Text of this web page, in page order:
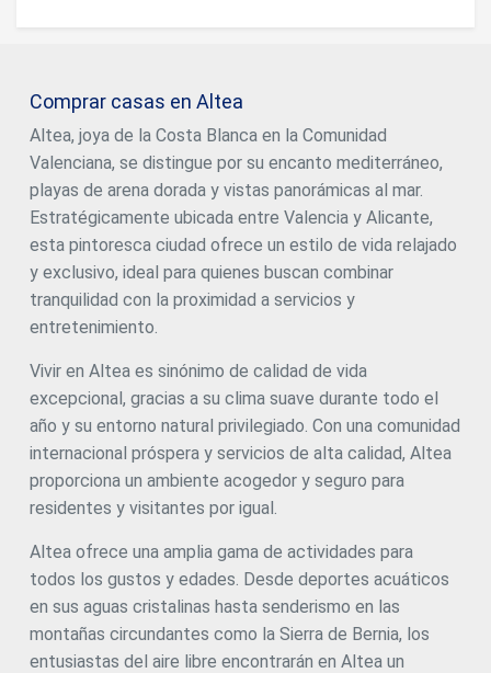
privilegiado le permitirá disfrutar de una vida a tan solo 500
y un bonito embarcadero que invitan al descanso y a la
contemplación. Este impresionante ático, con una
superficie construida total de 367,02 m², ofrece
espectaculares vistas frontales al mar Mediterráneo de
180º que le cautivarán desde el primer instante. La
vivienda destaca por su diseño contemporáneo, acabados
de alta gama y amplios muros de cristal que desdibujan los
mar se funda con cada rincón del hogar. Desde su amplia
terraza en voladizo de casi 80 m², podrá deleitarse con
comodidades y tecnología que reflejan el lado más
moderno y sofisticado de Altea Sense. La distribución
incluye un amplio salón-comedor, cocina americana, tres
dormitorios, dos baños (uno en suite), un espectacular
solárium privado de 125 m² con piscina propia, dos plazas
de garaje cerradas y un trastero. El complejo residencial
disfrute: gimnasio, piscina interior climatizada, spa, club
exterior comunitaria. Las viviendas disponibles se adaptan
a diferentes necesidades y preferencias, con precios que
oscilan entre 1.330.000€, 1.930.000€, 2.230.000€ y
2.980.000€. Altea Sense le espera para convertirse en su
refugio de lujo bajo el sol y las estrellas. Planos meramente
ilustrativos sujetos a posibles modificaciones de orden
Comprar casas en Altea
Altea, joya de la Costa Blanca en la Comunidad
Valenciana, se distingue por su encanto mediterráneo,
playas de arena dorada y vistas panorámicas al mar.
Estratégicamente ubicada entre Valencia y Alicante,
esta pintoresca ciudad ofrece un estilo de vida relajado
y exclusivo, ideal para quienes buscan combinar
tranquilidad con la proximidad a servicios y
entretenimiento.
Vivir en Altea es sinónimo de calidad de vida
excepcional, gracias a su clima suave durante todo el
año y su entorno natural privilegiado. Con una comunidad
internacional próspera y servicios de alta calidad, Altea
proporciona un ambiente acogedor y seguro para
residentes y visitantes por igual.
Altea ofrece una amplia gama de actividades para
todos los gustos y edades. Desde deportes acuáticos
en sus aguas cristalinas hasta senderismo en las
montañas circundantes como la Sierra de Bernia, los
entusiastas del aire libre encontrarán en Altea un